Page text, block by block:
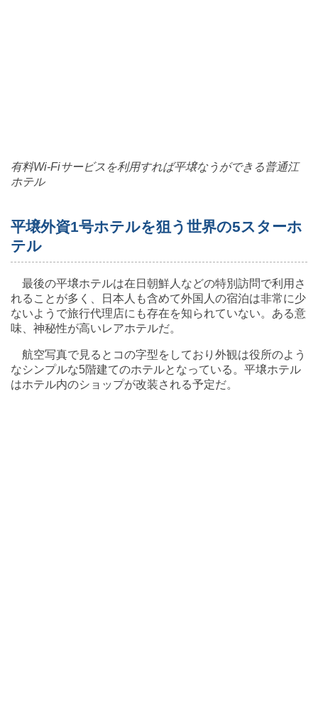
有料Wi-Fiサービスを利用すれば平壌なうができる普通江
ホテル
平壌外資1号ホテルを狙う世界の5スターホ
テル
最後の平壌ホテルは在日朝鮮人などの特別訪問で利用さ
れることが多く、日本人も含めて外国人の宿泊は非常に少
ないようで旅行代理店にも存在を知られていない。ある意
味、神秘性が高いレアホテルだ。
航空写真で見るとコの字型をしており外観は役所のよう
なシンプルな5階建てのホテルとなっている。平壌ホテル
はホテル内のショップが改装される予定だ。